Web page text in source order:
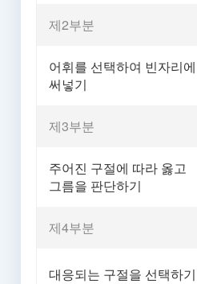
제2부분
어휘를 선택하여 빈자리에
써넣기
제3부분
주어진 구절에 따라 옳고
그름을 판단하기
제4부분
대응되는 구절을 선택하기